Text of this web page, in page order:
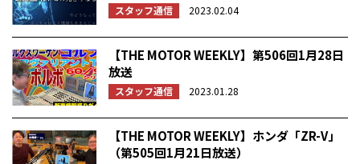
スタッフ通信 2023.02.04
【THE MOTOR WEEKLY】第506回1月28日
放送
スタッフ通信 2023.01.28
【THE MOTOR WEEKLY】ホンダ「ZR-V」
（第505回1月21日放送）